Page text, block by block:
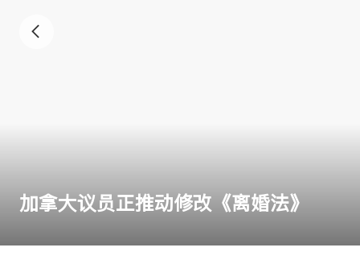
加拿大议员正推动修改《离婚法》